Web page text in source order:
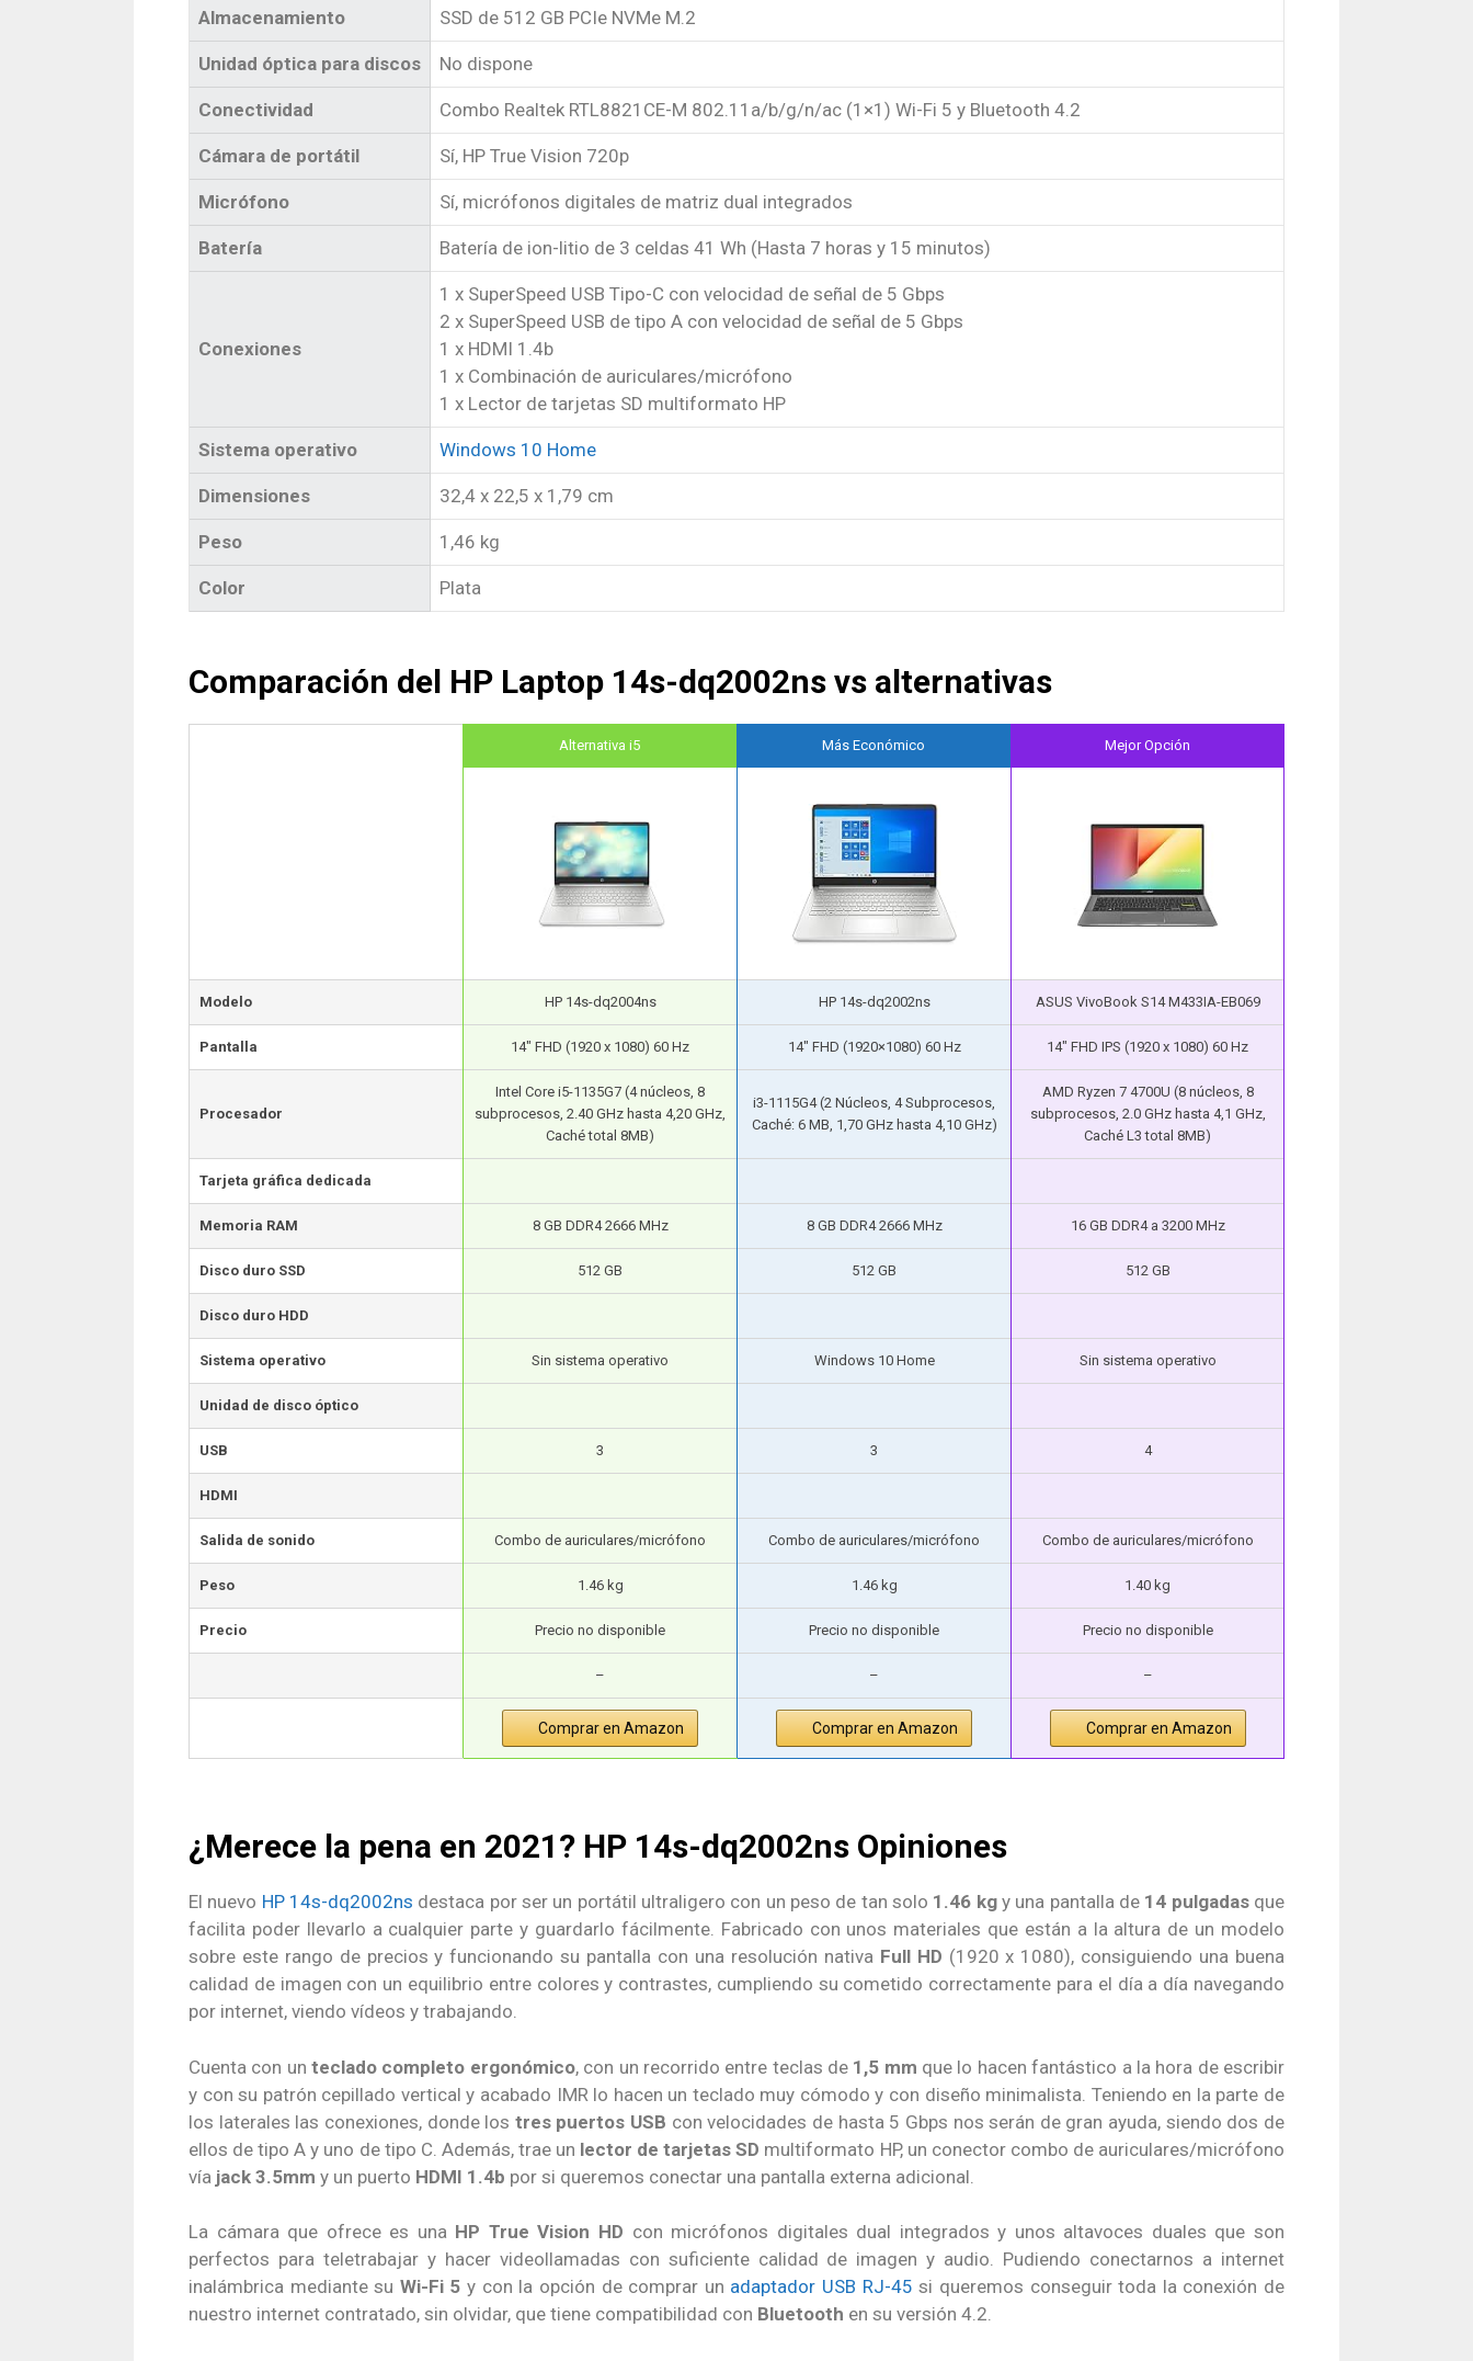
Almacenamiento SSD de 512 GB PCIe NVMe M.2
Unidad óptica para discos No dispone
Conectividad Combo Realtek RTL8821CE-M 802.11a/b/g/n/ac (1×1) Wi-Fi 5 y Bluetooth 4.2
Cámara de portátil Sí, HP True Vision 720p
Micrófono Sí, micrófonos digitales de matriz dual integrados
Batería Batería de ion-litio de 3 celdas 41 Wh (Hasta 7 horas y 15 minutos)
Conexiones
1 x SuperSpeed USB Tipo-C con velocidad de señal de 5 Gbps
2 x SuperSpeed USB de tipo A con velocidad de señal de 5 Gbps
1 x HDMI 1.4b
1 x Combinación de auriculares/micrófono
1 x Lector de tarjetas SD multiformato HP
Sistema operativo Windows 10 Home
Dimensiones 32,4 x 22,5 x 1,79 cm
Peso 1,46 kg
Color Plata
Comparación del HP Laptop 14s-dq2002ns vs alternativas
Alternativa i5 Más Económico Mejor Opción
Modelo HP 14s-dq2004ns HP 14s-dq2002ns ASUS VivoBook S14 M433IA-EB069
Pantalla 14″ FHD (1920 x 1080) 60 Hz 14″ FHD (1920×1080) 60 Hz 14″ FHD IPS (1920 x 1080) 60 Hz
Procesador
Intel Core i5-1135G7 (4 núcleos, 8
subprocesos, 2.40 GHz hasta 4,20 GHz,
Caché total 8MB)
i3-1115G4 (2 Núcleos, 4 Subprocesos,
Caché: 6 MB, 1,70 GHz hasta 4,10 GHz)
AMD Ryzen 7 4700U (8 núcleos, 8
subprocesos, 2.0 GHz hasta 4,1 GHz,
Caché L3 total 8MB)
Tarjeta gráfica dedicada
Memoria RAM 8 GB DDR4 2666 MHz 8 GB DDR4 2666 MHz 16 GB DDR4 a 3200 MHz
Disco duro SSD 512 GB 512 GB 512 GB
Disco duro HDD
Sistema operativo Sin sistema operativo Windows 10 Home Sin sistema operativo
Unidad de disco óptico
USB 3 3 4
HDMI
Salida de sonido Combo de auriculares/micrófono Combo de auriculares/micrófono Combo de auriculares/micrófono
Peso 1.46 kg 1.46 kg 1.40 kg
Precio Precio no disponible Precio no disponible Precio no disponible
– – –
Comprar en Amazon Comprar en Amazon Comprar en Amazon
¿Merece la pena en 2021? HP 14s-dq2002ns Opiniones
El nuevo HP 14s-dq2002ns destaca por ser un portátil ultraligero con un peso de tan solo 1.46 kgy una pantalla de 14 pulgadasque
facilita poder llevarlo a cualquier parte y guardarlo fácilmente. Fabricado con unos materiales que están a la altura de un modelo
sobre este rango de precios y funcionando su pantalla con una resolución nativa Full HD (1920 x 1080), consiguiendo una buena
calidad de imagen con un equilibrio entre colores y contrastes, cumpliendo su cometido correctamente para el día a día navegando
por internet, viendo vídeos y trabajando.
Cuenta con un teclado completo ergonómico, con un recorrido entre teclas de 1,5 mm que lo hacen fantástico a la hora de escribir
y con su patrón cepillado vertical y acabado IMR lo hacen un teclado muy cómodo y con diseño minimalista. Teniendo en la parte de
los laterales las conexiones, donde los tres puertos USB con velocidades de hasta 5 Gbps nos serán de gran ayuda, siendo dos de
ellos de tipo A y uno de tipo C. Además, trae un lector de tarjetas SD multiformato HP, un conector combo de auriculares/micrófono
vía jack 3.5mm y un puerto HDMI 1.4b por si queremos conectar una pantalla externa adicional.
La cámara que ofrece es una HP True Vision HD con micrófonos digitales dual integrados y unos altavoces duales que son
perfectos para teletrabajar y hacer videollamadas con suficiente calidad de imagen y audio. Pudiendo conectarnos a internet
inalámbrica mediante su Wi-Fi 5 y con la opción de comprar un adaptador USB RJ-45 si queremos conseguir toda la conexión de
nuestro internet contratado, sin olvidar, que tiene compatibilidad con Bluetooth en su versión 4.2.